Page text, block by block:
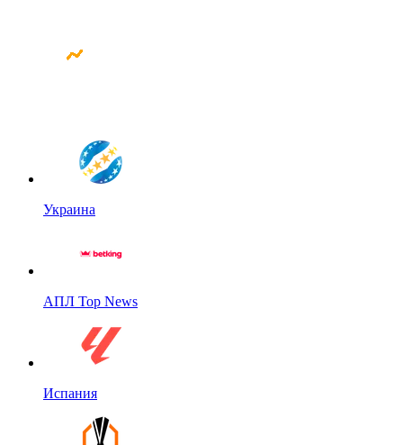
Украина
АПЛ Top News
Испания